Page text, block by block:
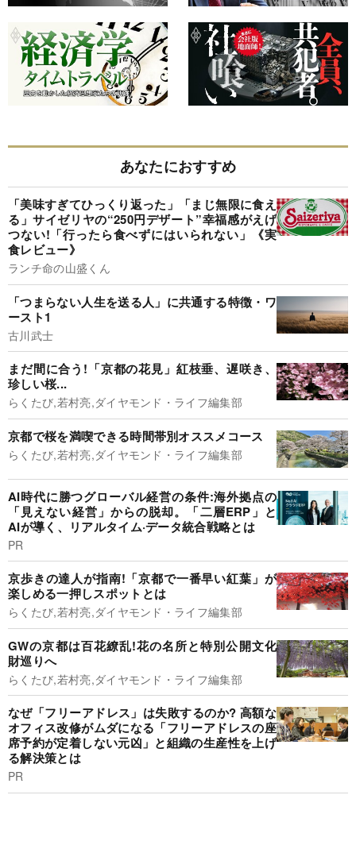
あなたにおすすめ
「美味すぎてひっくり返った」「まじ無限に食え
る」サイゼリヤの“250円デザート”幸福感がえげ
つない!「行ったら食べずにはいられない」《実
食レビュー》
ランチ命の山盛くん
「つまらない人生を送る人」に共通する特徴・ワ
ースト1
古川武士
まだ間に合う!「京都の花見」紅枝垂、遅咲き、
珍しい桜...
らくたび,若村亮,ダイヤモンド・ライフ編集部
京都で桜を満喫できる時間帯別オススメコース
らくたび,若村亮,ダイヤモンド・ライフ編集部
AI時代に勝つグローバル経営の条件:海外拠点の
「見えない経営」からの脱却。「二層ERP」と
AIが導く、リアルタイム·データ統合戦略とは
PR
京歩きの達人が指南!「京都で一番早い紅葉」が
楽しめる一押しスポットとは
らくたび,若村亮,ダイヤモンド・ライフ編集部
GWの京都は百花繚乱!花の名所と特別公開文化
財巡りへ
らくたび,若村亮,ダイヤモンド・ライフ編集部
なぜ「フリーアドレス」は失敗するのか? 高額な
オフィス改修がムダになる「フリーアドレスの座
席予約が定着しない元凶」と組織の生産性を上げ
る解決策とは
PR